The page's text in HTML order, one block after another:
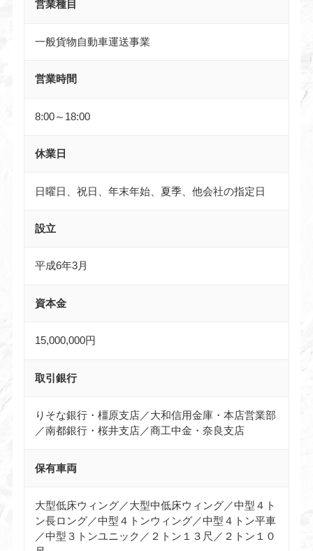
営業種目
一般貨物自動車運送事業
営業時間
8:00～18:00
休業日
日曜日、祝日、年末年始、夏季、他会社の指定日
設立
平成6年3月
資本金
15,000,000円
取引銀行
りそな銀行・橿原支店／大和信用金庫・本店営業部
／南都銀行・桜井支店／商工中金・奈良支店
保有車両
大型低床ウィング／大型中低床ウィング／中型４ト
ン長ロング／中型４トンウィング／中型４トン平車
／中型３トンユニック／２トン１３尺／２トン１０